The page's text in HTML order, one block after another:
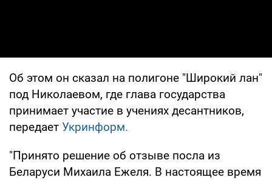
Об этом он сказал на полигоне "Широкий лан"
под Николаевом, где глава государства
принимает участие в учениях десантников,
передает Укринформ.
"Принято решение об отзыве посла из
Беларуси Михаила Ежеля. В настоящее время